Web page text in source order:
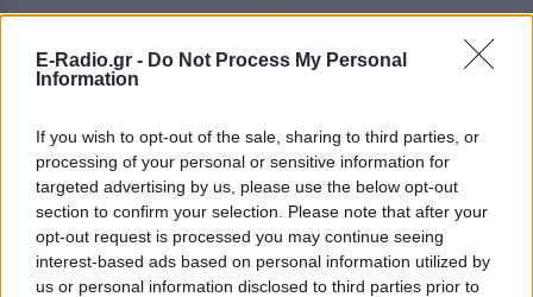
E-Radio.gr - Do Not Process My Personal
Information
If you wish to opt-out of the sale, sharing to third parties, or
processing of your personal or sensitive information for
targeted advertising by us, please use the below opt-out
section to confirm your selection. Please note that after your
opt-out request is processed you may continue seeing
interest-based ads based on personal information utilized by
us or personal information disclosed to third parties prior to
ως αιχμάλωτος. Το 1943 οι Ιταλοί θέλησαν να τον
χρησιμοποιήσουν ως διαπραγματευτή με την
Βρετανία. Πριν αποσυρθεί οριστικά, πέρασε από την
Κίνα, όπου αντιπάθησε τους κομμουνιστές και
χαρακτήρισε τον Μάο ως φανατικό και την Ιαπωνία.
Είχε φτάσει η ώρα να αποσυρθεί μια και καλή στα